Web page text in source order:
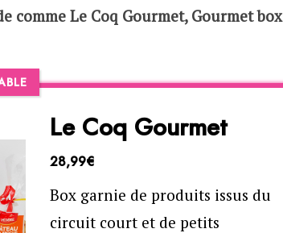
comme Le Coq Gourmet, Gourmet box
Le Coq Gourmet
28,99€
Box garnie de produits issus du
circuit court et de petits